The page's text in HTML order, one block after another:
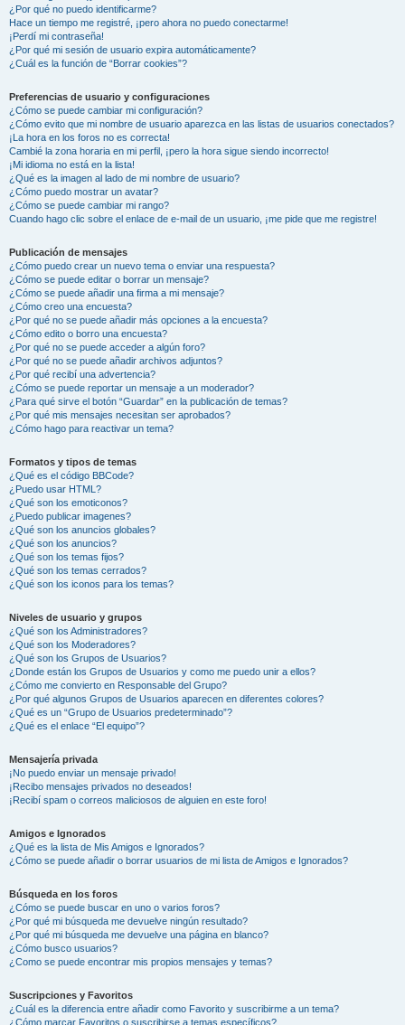
¿Por qué no puedo identificarme?
Hace un tiempo me registré, ¡pero ahora no puedo conectarme!
¡Perdí mi contraseña!
¿Por qué mi sesión de usuario expira automáticamente?
¿Cuál es la función de “Borrar cookies”?
Preferencias de usuario y configuraciones
¿Cómo se puede cambiar mi configuración?
¿Cómo evito que mi nombre de usuario aparezca en las listas de usuarios conectados?
¡La hora en los foros no es correcta!
Cambié la zona horaria en mi perfil, ¡pero la hora sigue siendo incorrecto!
¡Mi idioma no está en la lista!
¿Qué es la imagen al lado de mi nombre de usuario?
¿Cómo puedo mostrar un avatar?
¿Cómo se puede cambiar mi rango?
Cuando hago clic sobre el enlace de e-mail de un usuario, ¡me pide que me registre!
Publicación de mensajes
¿Cómo puedo crear un nuevo tema o enviar una respuesta?
¿Cómo se puede editar o borrar un mensaje?
¿Cómo se puede añadir una firma a mi mensaje?
¿Cómo creo una encuesta?
¿Por qué no se puede añadir más opciones a la encuesta?
¿Cómo edito o borro una encuesta?
¿Por qué no se puede acceder a algún foro?
¿Por qué no se puede añadir archivos adjuntos?
¿Por qué recibí una advertencia?
¿Cómo se puede reportar un mensaje a un moderador?
¿Para qué sirve el botón “Guardar” en la publicación de temas?
¿Por qué mis mensajes necesitan ser aprobados?
¿Cómo hago para reactivar un tema?
Formatos y tipos de temas
¿Qué es el código BBCode?
¿Puedo usar HTML?
¿Qué son los emoticonos?
¿Puedo publicar imagenes?
¿Qué son los anuncios globales?
¿Qué son los anuncios?
¿Qué son los temas fijos?
¿Qué son los temas cerrados?
¿Qué son los iconos para los temas?
Niveles de usuario y grupos
¿Qué son los Administradores?
¿Qué son los Moderadores?
¿Qué son los Grupos de Usuarios?
¿Donde están los Grupos de Usuarios y como me puedo unir a ellos?
¿Cómo me convierto en Responsable del Grupo?
¿Por qué algunos Grupos de Usuarios aparecen en diferentes colores?
¿Qué es un “Grupo de Usuarios predeterminado”?
¿Qué es el enlace “El equipo”?
Mensajería privada
¡No puedo enviar un mensaje privado!
¡Recibo mensajes privados no deseados!
¡Recibí spam o correos maliciosos de alguien en este foro!
Amigos e Ignorados
¿Qué es la lista de Mis Amigos e Ignorados?
¿Cómo se puede añadir o borrar usuarios de mi lista de Amigos e Ignorados?
Búsqueda en los foros
¿Cómo se puede buscar en uno o varios foros?
¿Por qué mi búsqueda me devuelve ningún resultado?
¿Por qué mi búsqueda me devuelve una página en blanco?
¿Cómo busco usuarios?
¿Como se puede encontrar mis propios mensajes y temas?
Suscripciones y Favoritos
¿Cuál es la diferencia entre añadir como Favorito y suscribirme a un tema?
¿Cómo marcar Favoritos o suscribirse a temas específicos?